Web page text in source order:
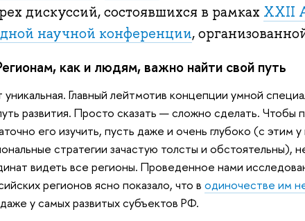
дискуссий, состоявшихся в рамках XXII
научной конференции,
как и людям, важно найти свой путь
уникальная. Главный лейтмотив концепции умной
развития. Просто сказать — сложно сделать. Чтобы
его изучить, пусть даже и очень глубоко (с этим
стратегии зачастую толсты и обстоятельны),
видеть все регионы. Проведенное нами
регионов ясно показало, что водиночестве им
у самых развитых субъектов РФ.